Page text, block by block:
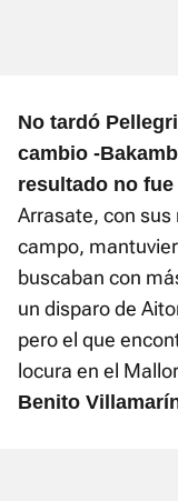
No tardó
cambio -
resultado no
Arrasate, con sus
campo,
buscaban con
un disparo de
pero el que
locura en el
Benito